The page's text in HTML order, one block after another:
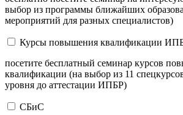
выбор из программы ближайших
мероприятий для разных специалистов)
Курсы повышения квалификации
посетите бесплатный семинар курсов
квалификации (на выбор из 11
уровня до аттестации ИПБР)
СБиС